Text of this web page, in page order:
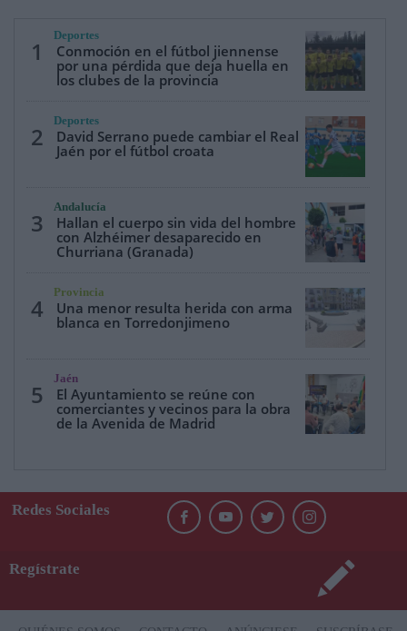
1
Deportes
Conmoción en el fútbol jiennense
por una pérdida que deja huella en
los clubes de la provincia
2
Deportes
David Serrano puede cambiar el Real
Jaén por el fútbol croata
3
Andalucía
Hallan el cuerpo sin vida del hombre
con Alzhéimer desaparecido en
Churriana (Granada)
4
Provincia
Una menor resulta herida con arma
blanca en Torredonjimeno
5
Jaén
El Ayuntamiento se reúne con
comerciantes y vecinos para la obra
de la Avenida de Madrid
Redes Sociales
Regístrate